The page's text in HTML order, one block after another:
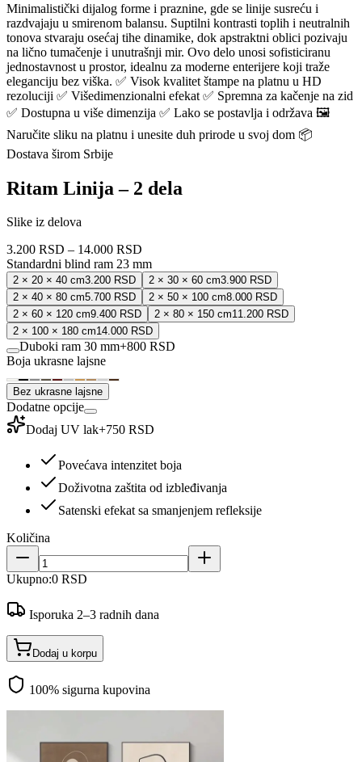
Minimalistički dijalog forme i praznine, gde se linije susreću i
razdvajaju u smirenom balansu. Suptilni kontrasti toplih i neutralnih
tonova stvaraju osećaj tihe dinamike, dok apstraktni oblici pozivaju
na lično tumačenje i unutrašnji mir. Ovo delo unosi sofisticiranu
jednostavnost u prostor, idealnu za moderne enterijere koji traže
eleganciju bez viška. ✅ Visok kvalitet štampe na platnu u HD
rezoluciji ✅ Višedimenzionalni efekat ✅ Spremna za kačenje na zid
✅ Dostupna u više dimenzija ✅ Lako se postavlja i održava 🖼️
Naručite sliku na platnu i unesite duh prirode u svoj dom 📦
Dostava širom Srbije
Ritam Linija – 2 dela
Slike iz delova
3.200 RSD – 14.000 RSD
Standardni blind ram 23 mm
2 × 20 × 40 cm3.200 RSD 2 × 30 × 60 cm3.900 RSD
2 × 40 × 80 cm5.700 RSD 2 × 50 × 100 cm8.000 RSD
2 × 60 × 120 cm9.400 RSD 2 × 80 × 150 cm11.200 RSD
2 × 100 × 180 cm14.000 RSD
Duboki ram 30 mm+800 RSD
Boja ukrasne lajsne
Bez ukrasne lajsne
Dodatne opcije
Dodaj UV lak+750 RSD
Povećava intenzitet boja
Doživotna zaštita od izbleđivanja
Satenski efekat sa smanjenjem refleksije
Količina
Ukupno:0 RSD
Isporuka 2–3 radnih dana
Dodaj u korpu
100% sigurna kupovina